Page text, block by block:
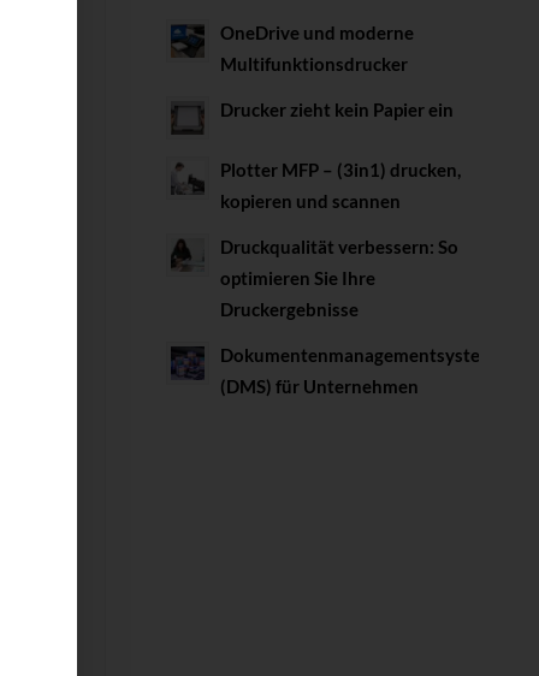
OneDrive und moderne
Multifunktionsdrucker
Drucker zieht kein Papier ein
Plotter MFP – (3in1) drucken,
kopieren und scannen
Druckqualität verbessern: So
optimieren Sie Ihre
Druckergebnisse
Dokumentenmanagementsystem
(DMS) für Unternehmen